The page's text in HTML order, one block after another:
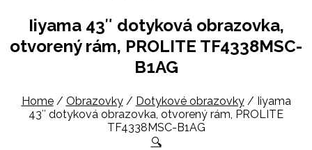
Iiyama 43″ dotyková obrazovka,
otvorený rám, PROLITE TF4338MSC-
B1AG
Home/ Obrazovky/ Dotykové obrazovky/ Iiyama
43″ dotyková obrazovka, otvorený rám, PROLITE
TF4338MSC-B1AG
🔍